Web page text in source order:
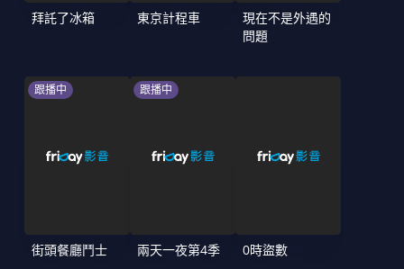
拜託了冰箱 東京計程車
現在不是外遇的
問題
跟播中
街頭餐廳鬥士
跟播中
兩天一夜第4季 0時盜數